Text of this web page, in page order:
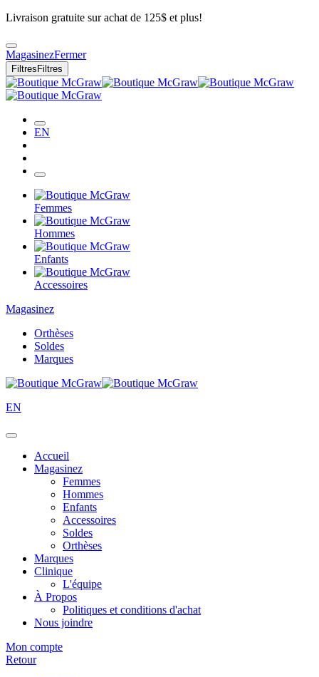
Livraison gratuite sur achat de 125$ et plus!
MagasinezFermer
Filtres Filtres
EN
Femmes
Hommes
Enfants
Accessoires
Magasinez
Orthèses
Soldes
Marques
EN
Accueil
Magasinez
Femmes
Hommes
Enfants
Accessoires
Soldes
Orthèses
Marques
Clinique
L'équipe
À Propos
Politiques et conditions d'achat
Nous joindre
Mon compte
Retour